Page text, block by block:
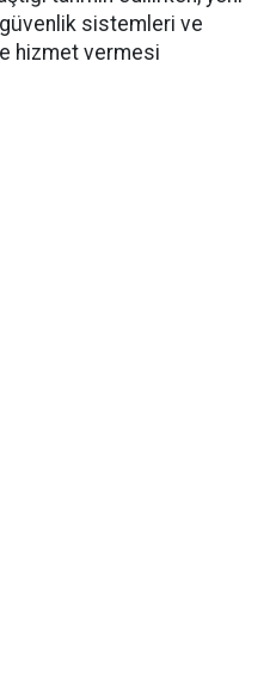
sistemleri ve
hizmet vermesi